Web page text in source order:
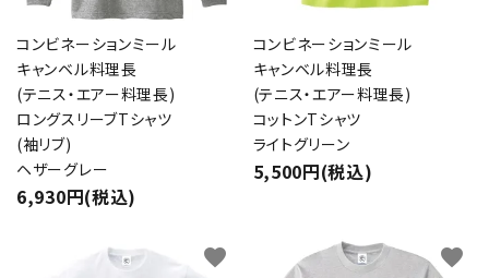
コンビネーションミール
キャンベル料理長
(テニス・エアー料理長)
ロングスリーブTシャツ
(袖リブ)
ヘザーグレー
6,930円(税込)
コンビネーションミール
キャンベル料理長
(テニス・エアー料理長)
コットンTシャツ
ライトグリーン
5,500円(税込)
favorite favorite